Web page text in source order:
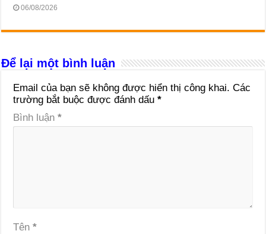
06/08/2026
Để lại một bình luận
Email của bạn sẽ không được hiển thị công khai. Các
trường bắt buộc được đánh dấu*
Bình luận*
Tên*